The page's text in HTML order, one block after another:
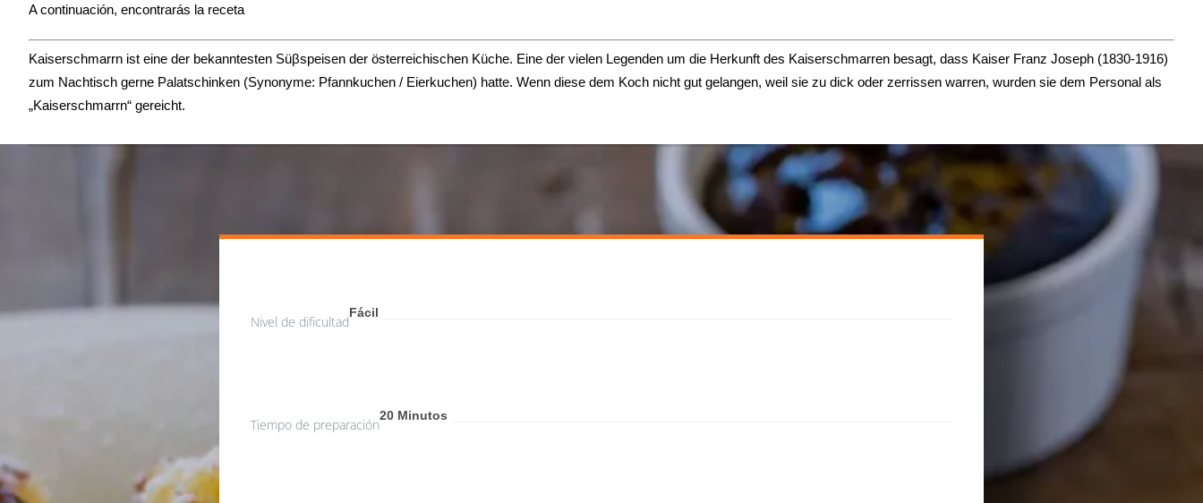
A continuación, encontrarás la receta
Kaiserschmarrn ist eine der bekanntesten Süβspeisen der österreichischen Küche. Eine der vielen Legenden um die Herkunft des Kaiserschmarren besagt, dass Kaiser Franz Joseph (1830-1916)
zum Nachtisch gerne Palatschinken (Synonyme: Pfannkuchen / Eierkuchen) hatte. Wenn diese dem Koch nicht gut gelangen, weil sie zu dick oder zerrissen warren, wurden sie dem Personal als
„Kaiserschmarrn“ gereicht.
Nivel de dificultad
Fácil
Tiempo de preparación
20 Minutos